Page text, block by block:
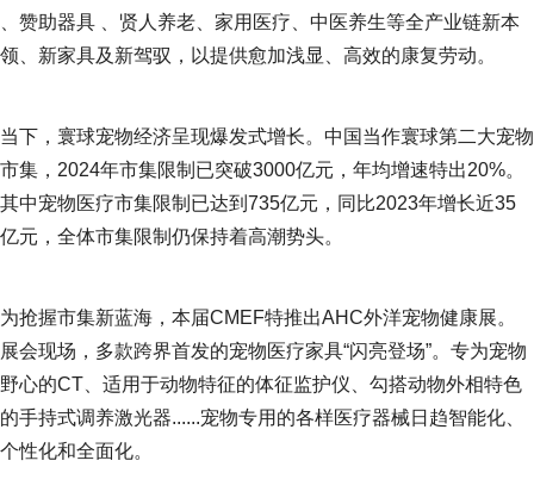
、赞助器具 、贤人养老、家用医疗、中医养生等全产业链新本
领、新家具及新驾驭，以提供愈加浅显、高效的康复劳动。
当下，寰球宠物经济呈现爆发式增长。中国当作寰球第二大宠物
市集，2024年市集限制已突破3000亿元，年均增速特出20%。
其中宠物医疗市集限制已达到735亿元，同比2023年增长近35
亿元，全体市集限制仍保持着高潮势头。
为抢握市集新蓝海，本届CMEF特推出AHC外洋宠物健康展。
展会现场，多款跨界首发的宠物医疗家具“闪亮登场”。专为宠物
野心的CT、适用于动物特征的体征监护仪、勾搭动物外相特色
的手持式调养激光器......宠物专用的各样医疗器械日趋智能化、
个性化和全面化。